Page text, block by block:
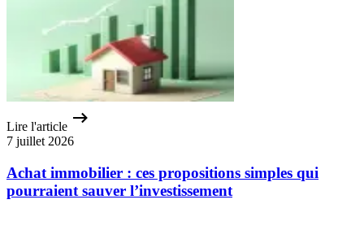
Lire l'article
7 juillet 2026
Achat immobilier : ces propositions simples qui
pourraient sauver l’investissement